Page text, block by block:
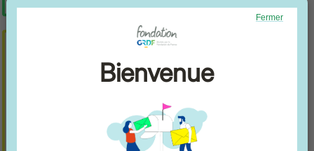
Fermer
Bienvenue